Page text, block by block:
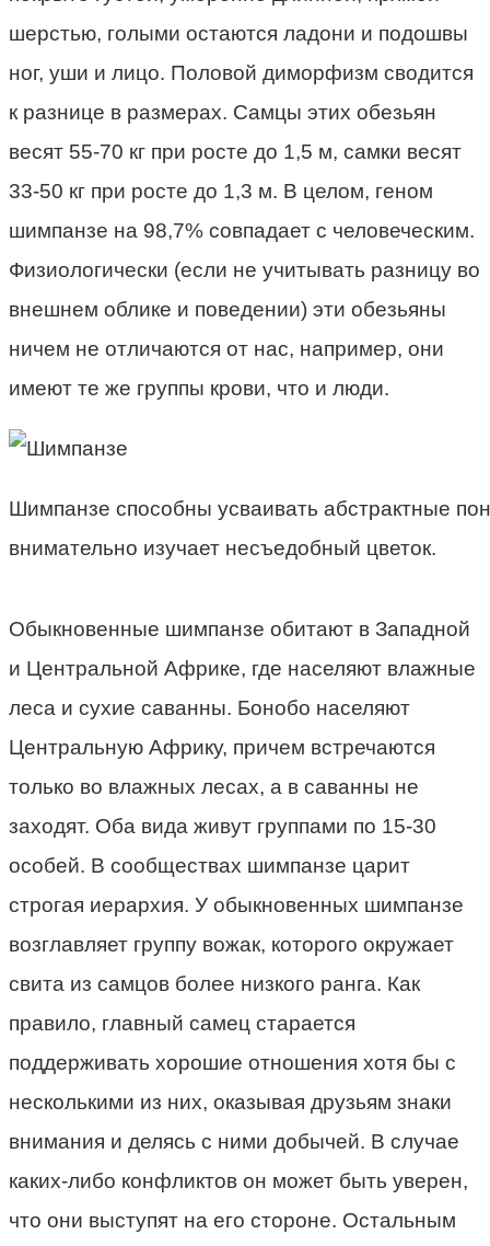
шерстью, голыми остаются ладони и подошвы
ног, уши и лицо. Половой диморфизм сводится
к разнице в размерах. Самцы этих обезьян
весят 55-70 кг при росте до 1,5 м, самки весят
33-50 кг при росте до 1,3 м. В целом, геном
шимпанзе на 98,7% совпадает с человеческим.
Физиологически (если не учитывать разницу во
внешнем облике и поведении) эти обезьяны
ничем не отличаются от нас, например, они
имеют те же группы крови, что и люди.
Шимпанзе способны усваивать абстрактные
внимательно изучает несъедобный цветок.
Обыкновенные шимпанзе обитают в Западной
и Центральной Африке, где населяют влажные
леса и сухие саванны. Бонобо населяют
Центральную Африку, причем встречаются
только во влажных лесах, а в саванны не
заходят. Оба вида живут группами по 15-30
особей. В сообществах шимпанзе царит
строгая иерархия. У обыкновенных шимпанзе
возглавляет группу вожак, которого окружает
свита из самцов более низкого ранга. Как
правило, главный самец старается
поддерживать хорошие отношения хотя бы с
несколькими из них, оказывая друзьям знаки
внимания и делясь с ними добычей. В случае
каких-либо конфликтов он может быть уверен,
что они выступят на его стороне. Остальным